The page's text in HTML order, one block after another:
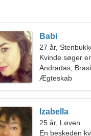
Babi
27 år,
Kvinde søger
Andradas,
Ægteskab
Izabella
25 år, Løven
En beskeden